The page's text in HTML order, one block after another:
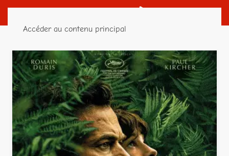
Accéder au contenu principal